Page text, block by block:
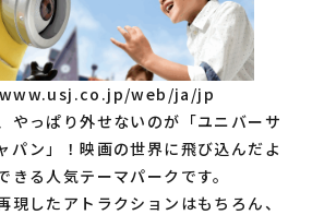
web/ja/jp
やっぱり外せないのが「ユニバーサ
パン」！映画の世界に飛び込んだよ
きる人気テーマパークです。
現したアトラクションはもちろん、